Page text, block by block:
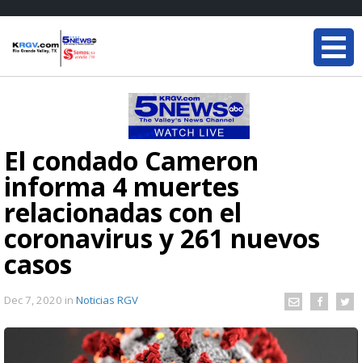
El condado Cameron
informa 4 muertes
relacionadas con el
coronavirus y 261 nuevos
casos
Dec 7, 2020 in Noticias RGV